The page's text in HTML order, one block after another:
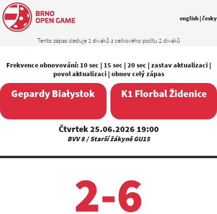
Tento zápas sleduje 1 diváků z celkového počtu 2 diváků
english |česky
Frekvence obnovování: 10 sec | 15 sec | 20 sec | zastav aktualizaci|
povol aktualizaci| obnov celý zápas
Gepardy Białystok
Čtvrtek 25.06.2026 19:00
BVV 8 / Starší žákyně GU15
K1 Florbal Židenice
2-6